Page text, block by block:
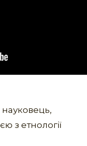
науковець,
з етнології